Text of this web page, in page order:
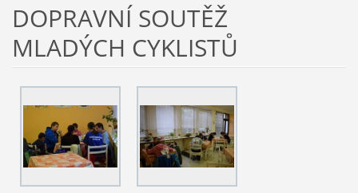
DOPRAVNÍ SOUTĚŽ
MLADÝCH CYKLISTŮ